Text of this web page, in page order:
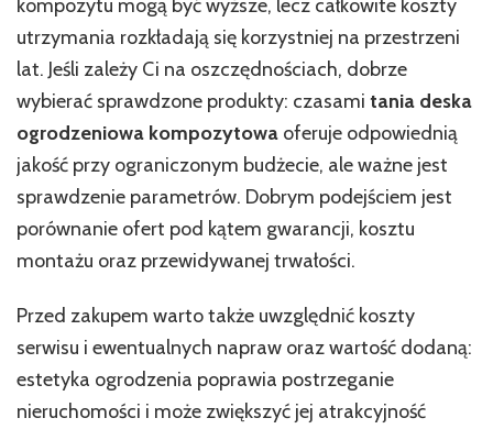
kompozytu mogą być wyższe, lecz całkowite koszty
utrzymania rozkładają się korzystniej na przestrzeni
lat. Jeśli zależy Ci na oszczędnościach, dobrze
wybierać sprawdzone produkty: czasami tania deska
ogrodzeniowa kompozytowa oferuje odpowiednią
jakość przy ograniczonym budżecie, ale ważne jest
sprawdzenie parametrów. Dobrym podejściem jest
porównanie ofert pod kątem gwarancji, kosztu
montażu oraz przewidywanej trwałości.
Przed zakupem warto także uwzględnić koszty
serwisu i ewentualnych napraw oraz wartość dodaną:
estetyka ogrodzenia poprawia postrzeganie
nieruchomości i może zwiększyć jej atrakcyjność